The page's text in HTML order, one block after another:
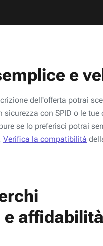
e
dell'offerta potrai
sicurezza con SPID o le
se lo preferisci potrai
Verifica la compatibilità
e affidabilità